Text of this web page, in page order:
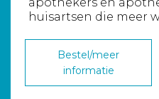
huisartsen die meer
Bestel/meer
informatie